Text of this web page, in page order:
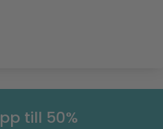
till 50%